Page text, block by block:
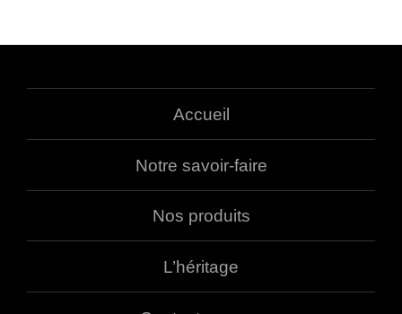
Accueil
Notre savoir-faire
Nos produits
L’héritage